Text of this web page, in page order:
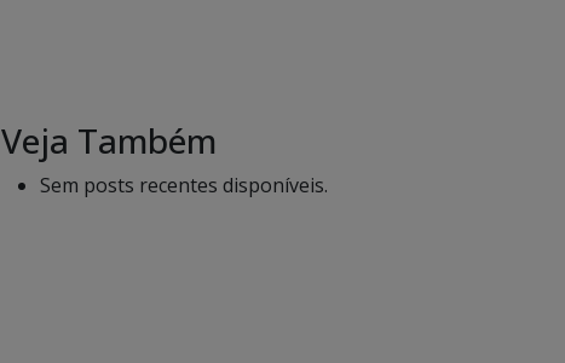
Veja Também
Sem posts recentes disponíveis.